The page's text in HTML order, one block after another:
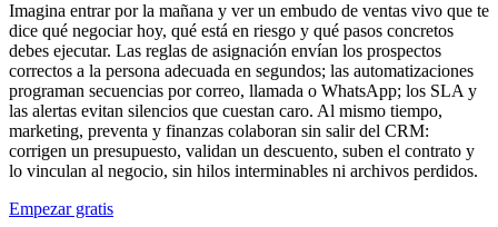
Imagina entrar por la mañana y ver un embudo de ventas vivo que te
dice qué negociar hoy, qué está en riesgo y qué pasos concretos
debes ejecutar. Las reglas de asignación envían los prospectos
correctos a la persona adecuada en segundos; las automatizaciones
programan secuencias por correo, llamada o WhatsApp; los SLA y
las alertas evitan silencios que cuestan caro. Al mismo tiempo,
marketing, preventa y finanzas colaboran sin salir del CRM:
corrigen un presupuesto, validan un descuento, suben el contrato y
lo vinculan al negocio, sin hilos interminables ni archivos perdidos.
Empezar gratis